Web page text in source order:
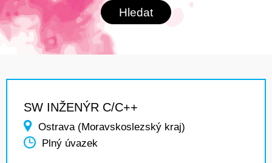
SW INŽENÝR C/C++
Ostrava (Moravskoslezský kraj)
Plný úvazek